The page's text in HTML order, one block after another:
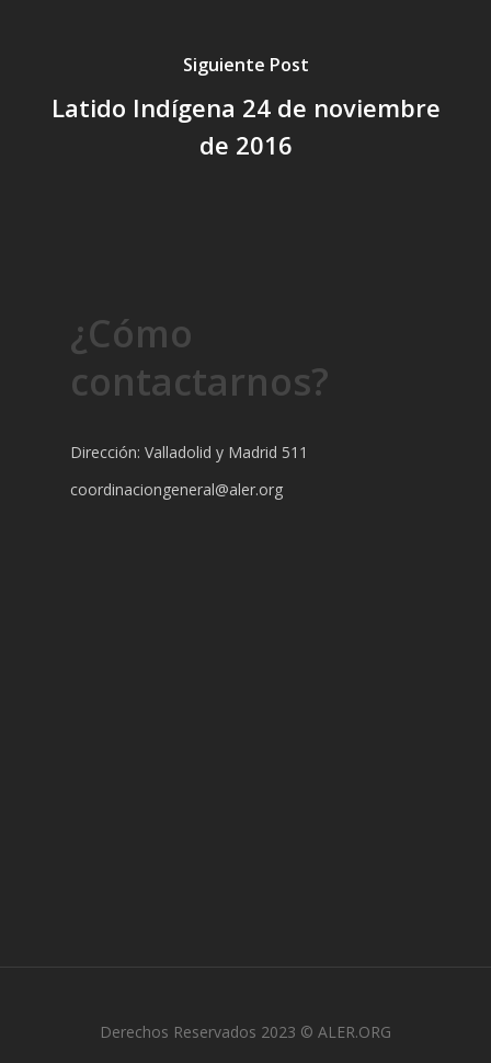
Siguiente Post
Latido Indígena 24 de noviembre
de 2016
¿Cómo
contactarnos?
Dirección: Valladolid y Madrid 511
coordinaciongeneral@aler.org
Derechos Reservados 2023 © ALER.ORG